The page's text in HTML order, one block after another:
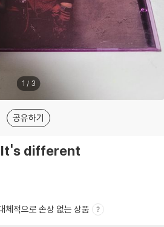
1 / 3
공유하기
It's different
체적으로 손상 없는 상품